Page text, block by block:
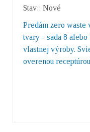
Stav:: Nové
Predám zero waste
tvary - sada 8
vlastnej výroby.
overenou